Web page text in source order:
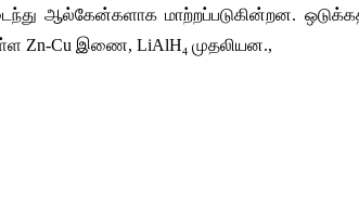
ஆல்கேன்களாக மாற்றப்படுகின்றன.
Zn-Cu இணை, LiAlH4 முதலியன.,